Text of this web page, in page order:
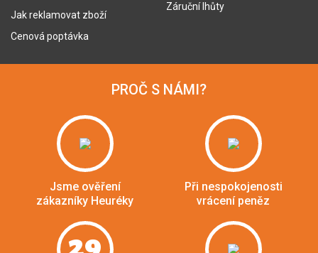
Jak reklamovat zboží
Cenová poptávka
Záruční lhůty
PROČ S NÁMI?
Jsme ověření
zákazníky Heuréky
Při nespokojenosti
vrácení peněz